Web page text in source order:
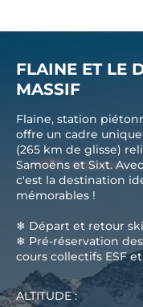
FLAINE ET LE
MASSIF
Flaine, station
offre un cadre
(265 km de glisse)
Samoëns et Sixt.
c'est la destination
mémorables !
❄ Départ et retour
❄ Pré-réservation
cours collectifs ESF
ALTITUDE :